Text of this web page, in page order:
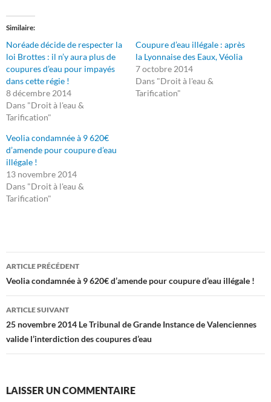
Similaire
Noréade décide de respecter la
loi Brottes : il n’y aura plus de
coupures d’eau pour impayés
dans cette régie !
8 décembre 2014
Dans "Droit à l'eau &
Tarification"
Coupure d’eau illégale : après
la Lyonnaise des Eaux, Véolia
7 octobre 2014
Dans "Droit à l'eau &
Tarification"
Veolia condamnée à 9 620€
d’amende pour coupure d’eau
illégale !
13 novembre 2014
Dans "Droit à l'eau &
Tarification"
Navigation
des
articles
ARTICLE PRÉCÉDENT
Veolia condamnée à 9 620€ d’amende pour coupure d’eau illégale !
ARTICLE SUIVANT
25 novembre 2014 Le Tribunal de Grande Instance de Valenciennes
valide l’interdiction des coupures d’eau
LAISSER UN COMMENTAIRE